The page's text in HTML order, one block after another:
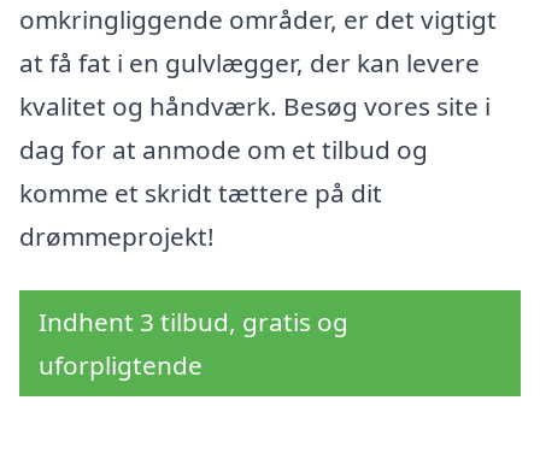
omkringliggende områder, er det vigtigt
at få fat i en gulvlægger, der kan levere
kvalitet og håndværk. Besøg vores site i
dag for at anmode om et tilbud og
komme et skridt tættere på dit
drømmeprojekt!
Indhent 3 tilbud, gratis og
uforpligtende